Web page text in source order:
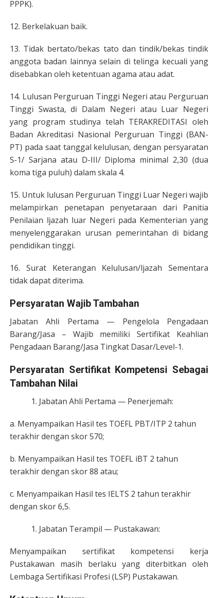
PPPK).
12. Berkelakuan baik.
13. Tidak bertato/bekas tato dan tindik/bekas tindik
anggota badan lainnya selain di telinga kecuali yang
disebabkan oleh ketentuan agama atau adat.
14. Lulusan Perguruan Tinggi Negeri atau Perguruan
Tinggi Swasta, di Dalam Negeri atau Luar Negeri
yang program studinya telah TERAKREDITASI oleh
Badan Akreditasi Nasional Perguruan Tinggi (BAN-
PT) pada saat tanggal kelulusan, dengan persyaratan
S-1/ Sarjana atau D-III/ Diploma minimal 2,30 (dua
koma tiga puluh) dalam skala 4.
15. Untuk lulusan Perguruan Tinggi Luar Negeri wajib
melampirkan penetapan penyetaraan dari Panitia
Penilaian ljazah luar Negeri pada Kementerian yang
menyelenggarakan urusan pemerintahan di bidang
pendidikan tinggi.
16. Surat Keterangan Kelulusan/ljazah Sementara
tidak dapat diterima.
Persyaratan Wajib Tambahan
Jabatan Ahli Pertama — Pengelola Pengadaan
Barang/Jasa – Wajib memiliki Sertifikat Keahlian
Pengadaan Barang/Jasa Tingkat Dasar/Level-1.
Persyaratan Sertifikat Kompetensi Sebagai
Tambahan Nilai
Jabatan Ahli Pertama — Penerjemah:
a. Menyampaikan Hasil tes TOEFL PBT/ITP 2 tahun
terakhir dengan skor 570;
b. Menyampaikan Hasil tes TOEFL iBT 2 tahun
terakhir dengan skor 88 atau;
c. Menyampaikan Hasil tes IELTS 2 tahun terakhir
dengan skor 6,5.
Jabatan Terampil — Pustakawan:
Menyampaikan sertifikat kompetensi kerja
Pustakawan masih berlaku yang diterbitkan oleh
Lembaga Sertifikasi Profesi (LSP) Pustakawan.